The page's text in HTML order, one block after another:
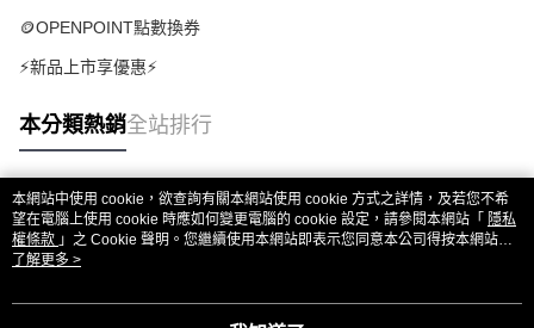
🪙OPENPOINT點數換券
⚡新品上市享優惠⚡
本分類熱銷全站排行
熱門標籤
本網站中使用 cookie，欲查詢有關本網站使用 cookie 方式之詳情，及若您不希
望在電腦上使用 cookie 時應如何變更電腦的 cookie 設定，請參閱本網站「 隱私
權條款 」之 Cookie 聲明。您繼續使用本網站即表示您同意本公司得按本網站使
用條款之 Cookie 聲明使用 cookie。
了解更多 >